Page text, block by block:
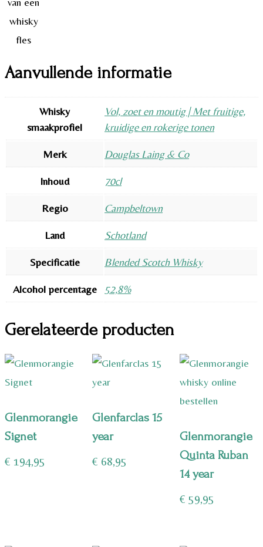
Aanvullende informatie
Whisky
smaakprofiel
Vol, zoet en moutig | Met fruitige,
kruidige en rokerige tonen
Merk Douglas Laing & Co
Inhoud 70cl
Regio Campbeltown
Land Schotland
Specificatie Blended Scotch Whisky
Alcohol percentage 52,8%
Gerelateerde producten
Glenmorangie
Signet
€ 194,95
Glenfarclas 15
year
€ 68,95
Glenmorangie
Quinta Ruban
14 year
€ 59,95